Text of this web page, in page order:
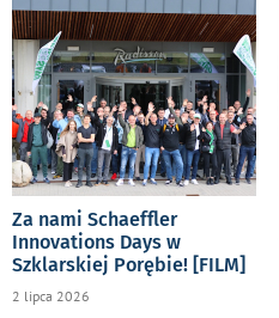
Za nami Schaeffler
Innovations Days w
Szklarskiej Porębie! [FILM]
2 lipca 2026